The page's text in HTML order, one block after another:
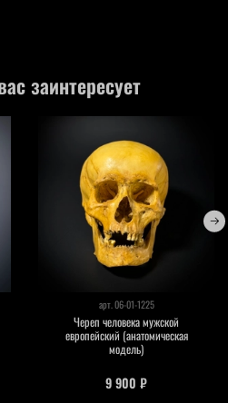
заинтересует
арт.06-01-1225
Череп человека мужской
европейский (анатомическая
модель)
9 900 ₽